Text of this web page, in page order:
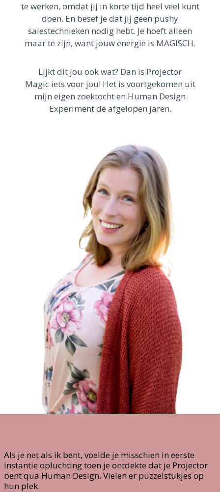
te werken, omdat jij in korte tijd heel veel kunt
doen. En besef je dat jij geen pushy
salestechnieken nodig hebt. Je hoeft alleen
maar te zijn, want jouw energie is MAGISCH.
Lijkt dit jou ook wat? Dan is Projector
Magic iets voor jou! Het is voortgekomen uit
mijn eigen zoektocht en Human Design
Experiment de afgelopen jaren.
Als je net als ik bent, voelde je misschien in eerste
instantie opluchting toen je ontdekte dat je Projector
bent qua Human Design. Vielen er puzzelstukjes op
hun plek.